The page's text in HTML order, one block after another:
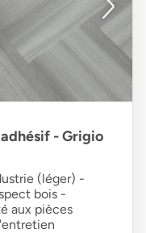
- Grigio
(léger) -
bois -
aux pièces